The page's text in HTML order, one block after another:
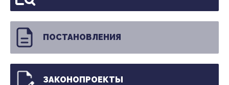
ПОСТАНОВЛЕНИЯ
ЗАКОНОПРОЕКТЫ